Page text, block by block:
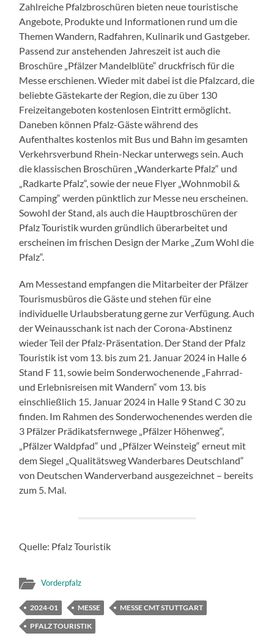
Zahlreiche Pfalzbroschüren bieten neue touristische
Angebote, Produkte und Informationen rund um die
Themen Wandern, Radfahren, Kulinarik und Gastgeber.
Passend zur anstehenden Jahreszeit ist auch die
Broschüre „Pfälzer Mandelblüte“ druckfrisch für die
Messe erschienen. Wieder mit dabei ist die Pfalzcard, die
beliebte Gästekarte der Region, die zu über 130
Freizeitangeboten kostenlosen Eintritt ermöglicht.
Daneben können Pfalz-Gäste während des
Aufenthaltes kostenlos mit Bus und Bahn im gesamten
Verkehrsverbund Rhein-Neckar unterwegs sein. Auch
die klassischen Broschüren „Wanderkarte Pfalz“ und
„Radkarte Pfalz“, sowie der neue Flyer „Wohnmobil &
Camping“ werden pünktlich zur Messe neu erscheinen.
Sowohl der Stand, als auch die Hauptbroschüren der
Pfalz Touristik wurden gründlich überarbeitet und
erscheinen im frischen Design der Marke „Zum Wohl die
Pfalz“.
Am Messestand empfangen die Mitarbeiter der Pfälzer
Tourismusbüros die Gäste und stehen für eine
individuelle Urlaubsberatung gerne zur Verfügung. Auch
der Weinausschank ist nach der Corona-Abstinenz
wieder Teil der Pfalz-Präsentation. Der Stand der Pfalz
Touristik ist vom 13. bis zum 21. Januar 2024 in Halle 6
Stand F 11, sowie beim Sonderwochenende „Fahrrad-
und Erlebnisreisen mit Wandern“ vom 13. bis
einschließlich 15. Januar 2024 in Halle 9 Stand C 30 zu
finden. Im Rahmen des Sonderwochenendes werden die
3 Pfälzer Prädikatsfernwege „Pfälzer Höhenweg“,
„Pfälzer Waldpfad“ und „Pfälzer Weinsteig“ erneut mit
dem Siegel „Qualitätsweg Wanderbares Deutschland“
von Deutschen Wanderverband ausgezeichnet – bereits
zum 5. Mal.
Quelle: Pfalz Touristik
Vorderpfalz
2024-01 MESSE
MESSE CMT STUTTGART
PFALZ TOURISTIK